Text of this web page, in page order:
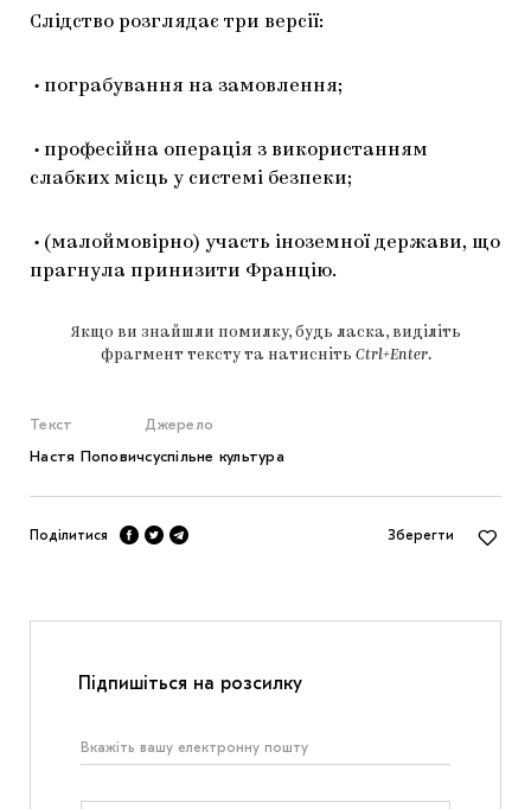
Слідство розглядає три версії:
• пограбування на замовлення;
• професійна операція з використанням
слабких місць у системі безпеки;
• (малоймовірно) участь іноземної держави, що
прагнула принизити Францію.
Якщо ви знайшли помилку, будь ласка, виділіть
фрагмент тексту та натисніть Ctrl+Enter.
Текст
Настя Попович
Джерело
cуспільне культура
Поділитися Зберегти
Підпишіться на розсилку